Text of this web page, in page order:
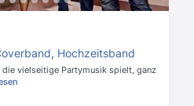
, Hochzeitsband
die vielseitige Partymusik spielt, ganz